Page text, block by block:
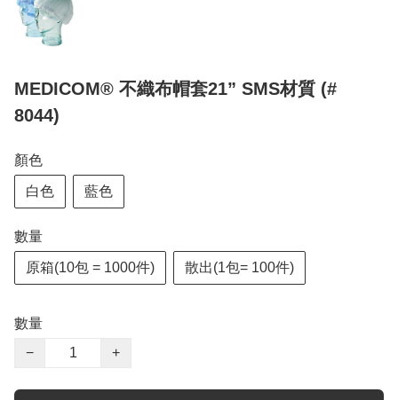
MEDICOM® 不織布帽套21” SMS材質 (#
8044)
顏色
白色 藍色
數量
原箱(10包 = 1000件) 散出(1包= 100件)
數量
−
+